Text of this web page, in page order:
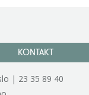
KONTAKT
| 23 35 89 40